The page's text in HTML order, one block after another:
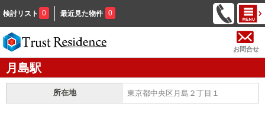
検討リスト 0 最近見た物件 0
お問合せ
月島駅
所在地 東京都中央区月島２丁目１